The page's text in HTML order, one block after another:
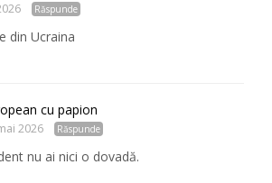
Răspunde
din Ucraina
cu papion
2026 Răspunde
nu ai nici o dovadă.